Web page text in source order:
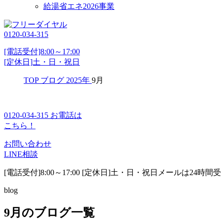
給湯省エネ2026事業
0120-034-315
[電話受付]8:00～17:00
[定休日]土・日・祝日
TOP ブログ 2025年 9月
0120-034-315 お電話は
こちら！
お問い合わせ
LINE相談
[電話受付]8:00～17:00 [定休日]土・日・祝日 メールは24時間
blog
9月のブログ一覧